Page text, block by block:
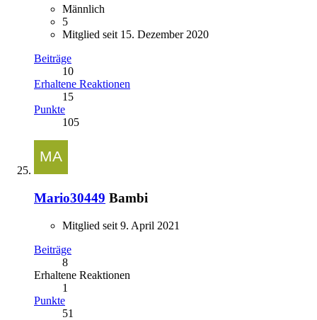
Männlich
5
Mitglied seit 15. Dezember 2020
Beiträge
10
Erhaltene Reaktionen
15
Punkte
105
Mario30449 Bambi
Mitglied seit 9. April 2021
Beiträge
8
Erhaltene Reaktionen
1
Punkte
51